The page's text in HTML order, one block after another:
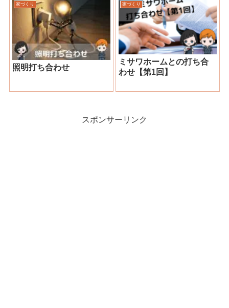
家づくり
照明打ち合わせ
家づくり
ミサワホームとの打ち合
わせ【第1回】
スポンサーリンク